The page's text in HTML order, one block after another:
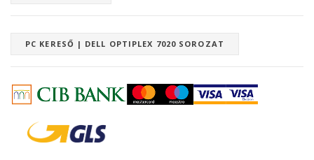
PC KERESŐ | DELL OPTIPLEX 7020 SOROZAT